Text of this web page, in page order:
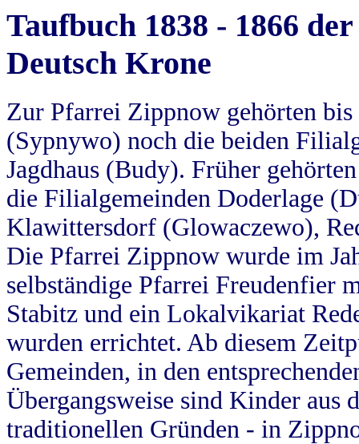
Taufbuch 1838 - 1866
Deutsch Krone
Zur Pfarrei Zippnow gehörten
(Sypnywo) noch die beiden
Jagdhaus (Budy). Früher
die Filialgemeinden Doderlage
Klawittersdorf (Glowaczewo),
Die Pfarrei Zippnow wurde im
selbständige Pfarrei Freudenfier
Stabitz und ein Lokalvikariat
wurden errichtet. Ab diesem
Gemeinden, in den
Übergangsweise sind Kinder aus
traditionellen Gründen - in